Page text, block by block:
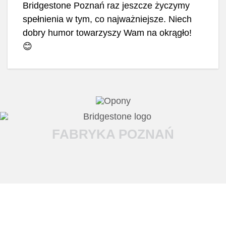
Bridgestone Poznań raz jeszcze życzymy
spełnienia w tym, co najważniejsze. Niech
dobry humor towarzyszy Wam na okrągło!
😊
FABRYKA POZNAŃ